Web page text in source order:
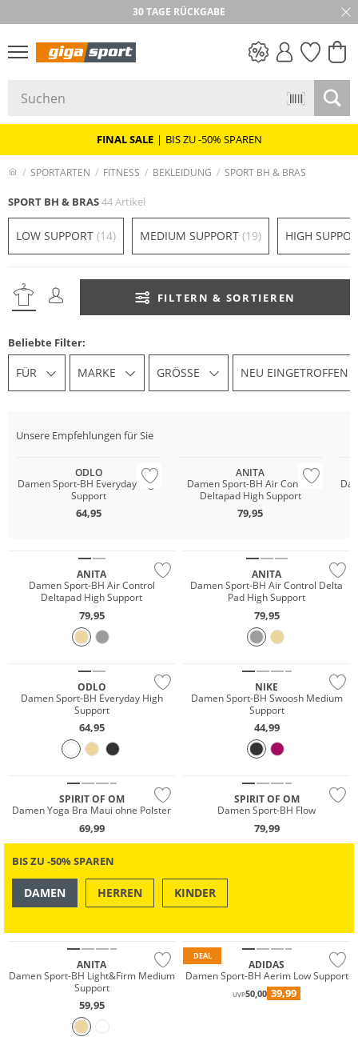
★★★★★ 4,8 / 5,0 STERNE
30 TAGE RÜCKGABE
FINAL SALE | BIS ZU -50% SPAREN
SPORTARTEN FITNESS BEKLEIDUNG SPORT BH & BRAS
SPORT BH & BRAS44 Artikel
LOW SUPPORT (14) MEDIUM SUPPORT (19) HIGH
FILTERN & SORTIEREN
Beliebte Filter:
FÜR MARKE GRÖSSE NEU EINGETROFFEN
Unsere Empfehlungen für Sie
Nachhaltig
ODLO
Damen Sport-BH Everyday High
Support
64,95
ANITA
Damen Sport-BH Air Control
Deltapad High Support
79,95
ANITA
Damen Sport-BH Air Control
Deltapad High Support
79,95
ANITA
Damen Sport-BH Air Control Delta
Pad High Support
79,95
ODLO
Damen Sport-BH Everyday High
Support
64,95
NIKE
Damen Sport-BH Swoosh Medium
Support
44,99
SPIRIT OF OM
Damen Yoga Bra Maui ohne Polster
69,99
SPIRIT OF OM
Damen Sport-BH Flow
79,99
BIS ZU -50% SPAREN
DAMEN HERREN KINDER
ANITA
Damen Sport-BH Light&Firm Medium
Support
59,95
DEAL
ADIDAS
Damen Sport-BH Aerim Low Support
UVP50,00 39,99